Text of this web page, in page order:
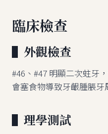
臨床檢查
▌外觀檢查
#46、#47 明顯二次蛀牙
會塞食物導致牙齦腫脹牙
▌理學測試